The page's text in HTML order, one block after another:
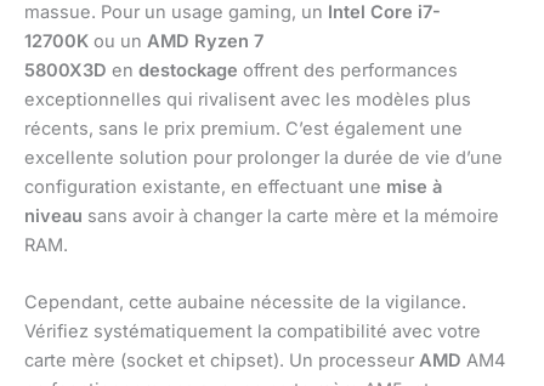
massue. Pour un usage gaming, un Intel Core i7-
12700K ou un AMD Ryzen 7
5800X3D en destockage offrent des performances
exceptionnelles qui rivalisent avec les modèles plus
récents, sans le prix premium. C’est également une
excellente solution pour prolonger la durée de vie d’une
configuration existante, en effectuant une mise à
niveau sans avoir à changer la carte mère et la mémoire
RAM.
Cependant, cette aubaine nécessite de la vigilance.
Vérifiez systématiquement la compatibilité avec votre
carte mère (socket et chipset). Un processeur AMD AM4